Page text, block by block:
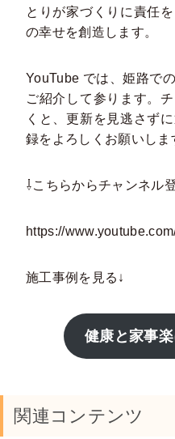
とりが家づくりに責任
の幸せを創造します。
YouTube では、姫路で
ご紹介して参ります。
くと、更新を⾒逃さず
録をよろしくお願いしま
⇩こちらからチャンネル
https://
施工事例を見る↓
健康と家事
関連コンテンツ